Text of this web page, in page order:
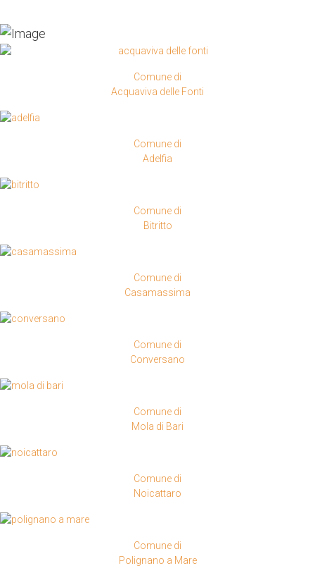
Comune di
Acquaviva delle Fonti
Comune di
Adelfia
Comune di
Bitritto
Comune di
Casamassima
Comune di
Conversano
Comune di
Mola di Bari
Comune di
Noicattaro
Comune di
Polignano a Mare